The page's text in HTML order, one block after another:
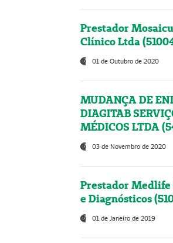
Prestador
Clínico Ltda
01 de Outubro de 2020
MUDANÇA DE
DIAGITAB
MÉDICOS LTDA
03 de Novembro de 2020
Prestador Medlife
e Diagnósticos
01 de Janeiro de 2019